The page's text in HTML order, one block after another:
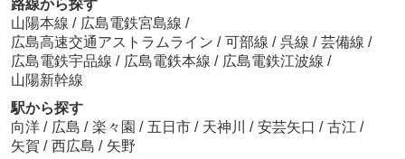
路線から探す
山陽本線 / 広島電鉄宮島線 /
広島高速交通アストラムライン / 可部線 / 呉線 / 芸備線 /
広島電鉄宇品線 / 広島電鉄本線 / 広島電鉄江波線 /
山陽新幹線
駅から探す
向洋 / 広島 / 楽々園 / 五日市 / 天神川 / 安芸矢口 / 古江 /
矢賀 / 西広島 / 矢野